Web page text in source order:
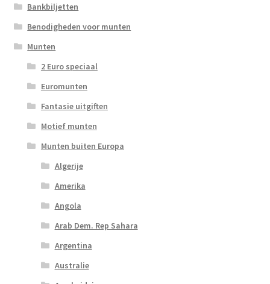
Bankbiljetten
Benodigheden voor munten
Munten
2 Euro speciaal
Euromunten
Fantasie uitgiften
Motief munten
Munten buiten Europa
Algerije
Amerika
Angola
Arab Dem. Rep Sahara
Argentina
Australie